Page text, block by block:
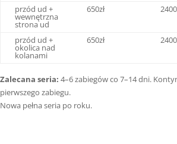
przód ud +
wewnętrzna
strona ud
650zł
przód ud +
okolica nad
kolanami
650zł
Zalecana seria: 4–6 zabiegów co 7–14 dni.
pierwszego zabiegu.
Nowa pełna seria po roku.